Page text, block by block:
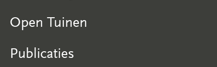
Open Tuinen
Publicaties